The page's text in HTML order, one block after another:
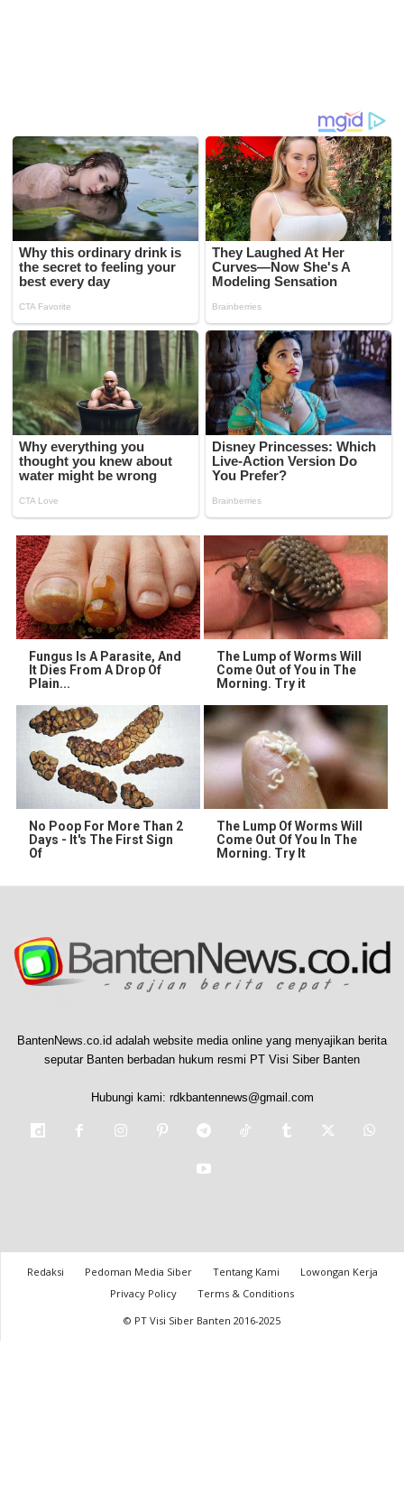
Fungus Is A Parasite, And
It Dies From A Drop Of
Plain...
The Lump of Worms Will
Come Out of You in The
Morning. Try it
No Poop For More Than 2
Days - It's The First Sign
Of
The Lump Of Worms Will
Come Out Of You In The
Morning. Try It
BantenNews.co.id adalah website media online yang menyajikan berita
seputar Banten berbadan hukum resmi PT Visi Siber Banten
Hubungi kami: rdkbantennews@gmail.com
Redaksi Pedoman Media Siber Tentang Kami
Lowongan Kerja
Privacy Policy
Terms & Conditions
© PT Visi Siber Banten 2016-2025